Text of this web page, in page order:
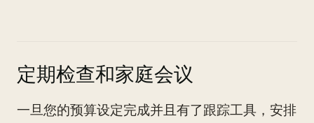
定期检查和家庭会议
一旦您的预算设定完成并且有了跟踪工具，安排